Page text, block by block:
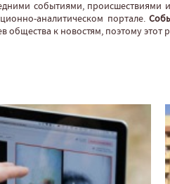
событиями,
аналитическом портале.
общества к новостям, поэтому